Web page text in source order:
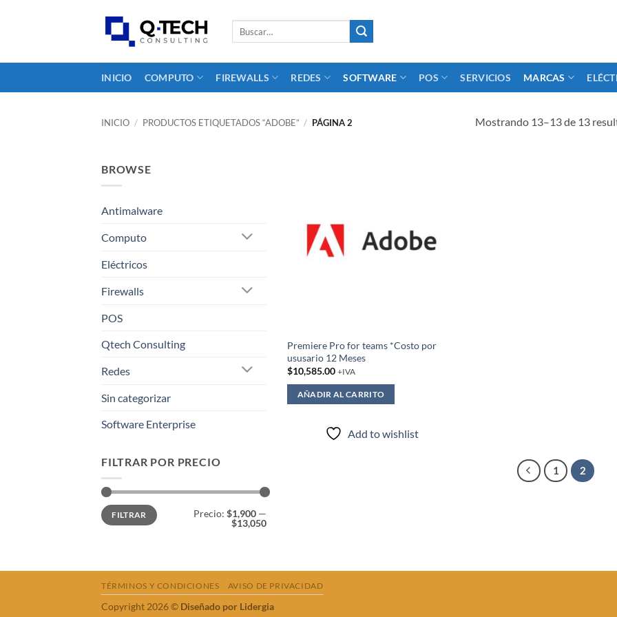
INICIO COMPUTO FIREWALLS REDES SOFTWARE POS SERVICIOS MARCAS
INICIO / PRODUCTOS ETIQUETADOS “ADOBE” / PÁGINA 2 Mostrando 13–13 de 13
BROWSE
Antimalware
Computo
Eléctricos
Firewalls
POS
Qtech Consulting
Redes
Sin categorizar
Software Enterprise
FILTRAR POR PRECIO
Precio
mínimo
Precio
máximo
FILTRAR Precio: $1,900 —
$13,050
Premiere Pro for teams *Costo por
ususario 12 Meses
$10,585.00 +IVA
AÑADIR AL CARRITO
Add to wishlist
1 2
TÉRMINOS Y CONDICIONES AVISO DE PRIVACIDAD
Copyright 2026 © Diseñado por Lidergia